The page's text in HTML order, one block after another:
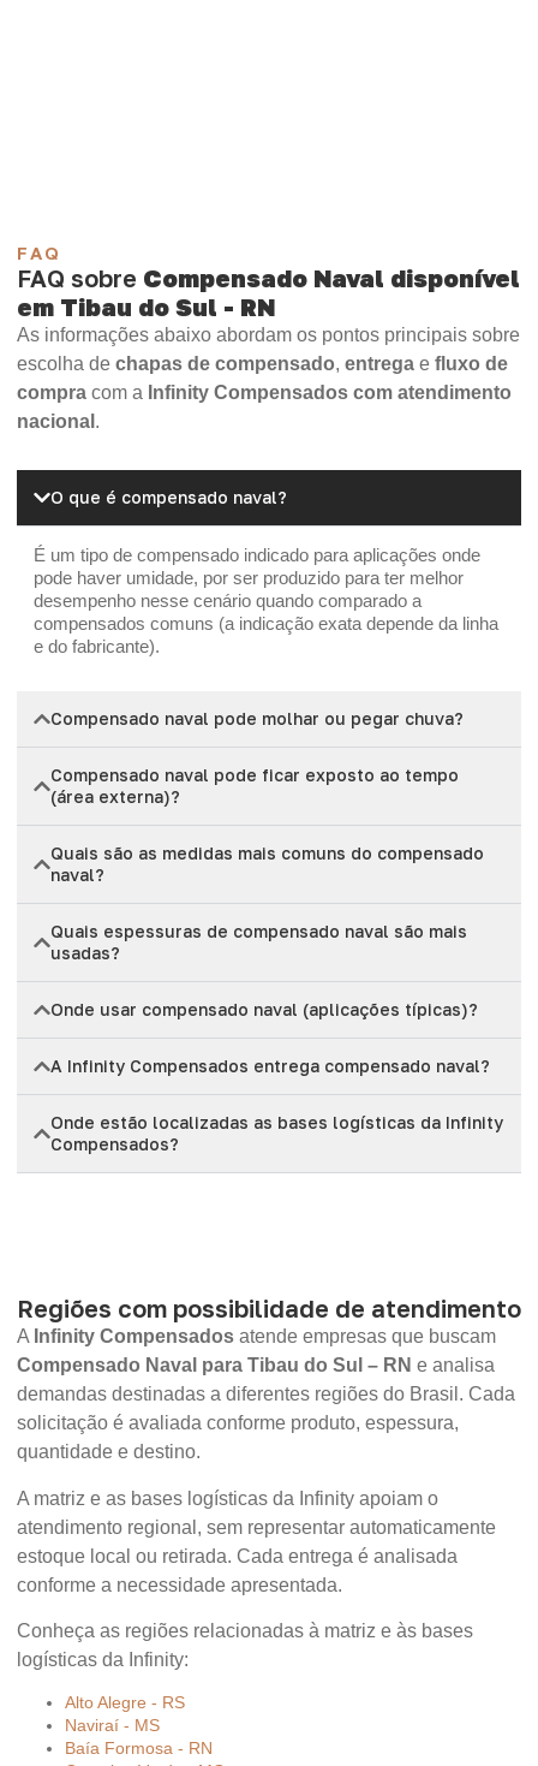
FAQ
FAQ sobre Compensado Naval disponível
em Tibau do Sul - RN
As informações abaixo abordam os pontos principais sobre
escolha de chapas de compensado, entrega e fluxo de
compra com a Infinity Compensados com atendimento
nacional .
O que é compensado naval?
É um tipo de compensado indicado para aplicações onde
pode haver umidade, por ser produzido para ter melhor
desempenho nesse cenário quando comparado a
compensados comuns (a indicação exata depende da linha
e do fabricante).
Compensado naval pode molhar ou pegar chuva?
Compensado naval pode ficar exposto ao tempo
(área externa)?
Quais são as medidas mais comuns do compensado
naval?
Quais espessuras de compensado naval são mais
usadas?
Onde usar compensado naval (aplicações típicas)?
A Infinity Compensados entrega compensado naval?
Onde estão localizadas as bases logísticas da Infinity
Compensados?
Regiões com possibilidade de atendimento
A Infinity Compensados atende empresas que buscam
Compensado Naval para Tibau do Sul – RN e analisa
demandas destinadas a diferentes regiões do Brasil. Cada
solicitação é avaliada conforme produto, espessura,
quantidade e destino.
A matriz e as bases logísticas da Infinity apoiam o
atendimento regional, sem representar automaticamente
estoque local ou retirada. Cada entrega é analisada
conforme a necessidade apresentada.
Conheça as regiões relacionadas à matriz e às bases
logísticas da Infinity:
Alto Alegre - RS
Naviraí - MS
Baía Formosa - RN